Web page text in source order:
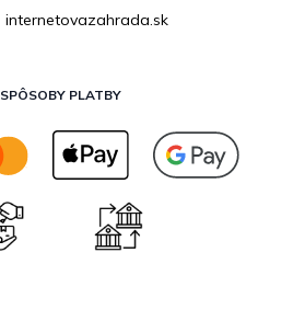
internetovazahrada.sk
SPÔSOBY PLATBY